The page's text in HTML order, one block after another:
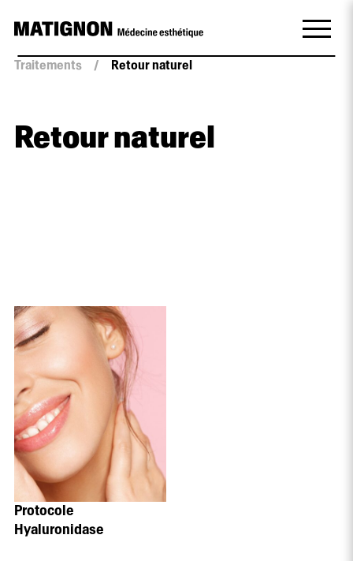
Traitements / Retour naturel
Retour naturel
Protocole
Hyaluronidase